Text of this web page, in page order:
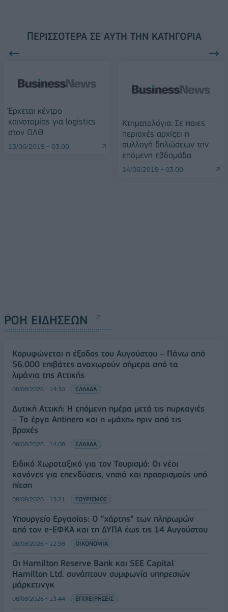
ΠΕΡΙΣΣΌΤΕΡΑ ΣΕ ΑΥΤΉ ΤΗΝ ΚΑΤΗΓΟΡΊΑ
Έρχεται κέντρο
καινοτομίας για logistics
στον ΟΛΘ
13/06/2019 - 03:00
Κτηματολόγιο: Σε ποιες
περιοχές αρχίζει η
συλλογή δηλώσεωv την
επόμενη εβδομάδα
14/06/2019 - 03:00
ΡΟΗ ΕΙΔΗΣΕΩΝ
Κορυφώνεται η έξοδος του Αυγούστου – Πάνω από
56.000 επιβάτες αναχωρούν σήμερα από τα
λιμάνια της Αττικής
08/08/2026 - 14:30 ΕΛΛΑΔΑ
Δυτική Αττική: Η επόμενη ημέρα μετά τις πυρκαγιές
– Τα έργα Antinero και η «μάχη» πριν από τις
βροχές
08/08/2026 - 14:08 ΕΛΛΑΔΑ
Ειδικό Χωροταξικό για τον Τουρισμό: Οι νέοι
κανόνες για επενδύσεις, νησιά και προορισμούς υπό
πίεση
08/08/2026 - 13:21 ΤΟΥΡΙΣΜΟΣ
Υπουργείο Εργασίας: Ο “χάρτης” των πληρωμών
από τον e-ΕΦΚΑ και τη ΔΥΠΑ έως τις 14 Αυγούστου
08/08/2026 - 12:58 ΟΙΚΟΝΟΜΙΑ
Οι Hamilton Reserve Bank και SEE Capital
Hamilton Ltd. συνάπτουν συμφωνία υπηρεσιών
μάρκετινγκ
08/08/2026 - 13:44 ΕΠΙΧΕΙΡΗΣΕΙΣ